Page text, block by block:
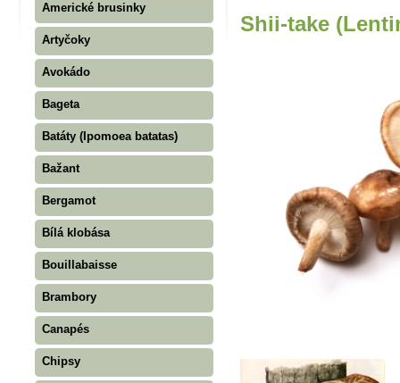
Americké brusinky
Artyčoky
Avokádo
Bageta
Batáty (Ipomoea batatas)
Bažant
Bergamot
Bílá klobása
Bouillabaisse
Brambory
Canapés
Chipsy
Shii-take